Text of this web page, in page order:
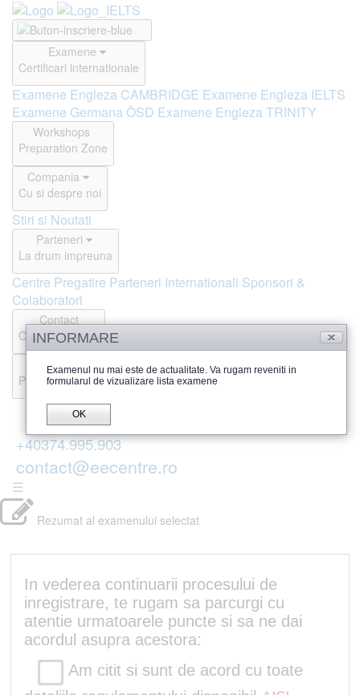
Examene
Certificari internationale
Examene Engleza CAMBRIDGE Examene Engleza IELTS
Examene Germana ÖSD Examene Engleza TRINITY
Workshops
Preparation Zone
Compania
Cu si despre noi
Stiri si Noutati
Parteneri
La drum impreuna
Centre Pregatire Parteneri Internationali Sponsori &
Colaboratori
Contact
Offline si Online
Recenzii
Parerea publicului
+40374.995.903
contact@eecentre.ro
☰
Rezumat al examenului selectat
In vederea continuarii procesului de
inregistrare, te rugam sa parcurgi cu
atentie urmatoarele puncte si sa ne dai
acordul asupra acestora:
Am citit si sunt de acord cu toate
INFORMARE
Examenul nu mai este de actualitate. Va rugam reveniti in
formularul de vizualizare lista examene
OK